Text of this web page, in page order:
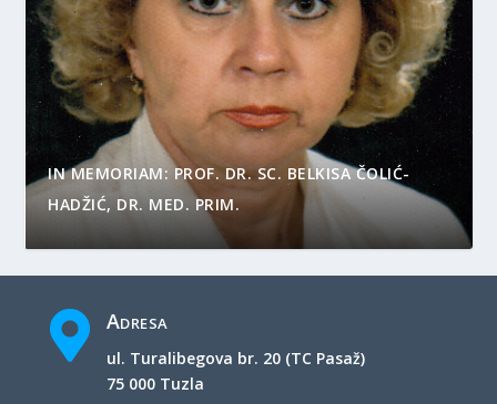
IN MEMORIAM: PROF. DR. SC. BELKISA ČOLIĆ-
HADŽIĆ, DR. MED. PRIM.
 Adresa
ul. Turalibegova br. 20 (TC Pasaž)
75 000 Tuzla